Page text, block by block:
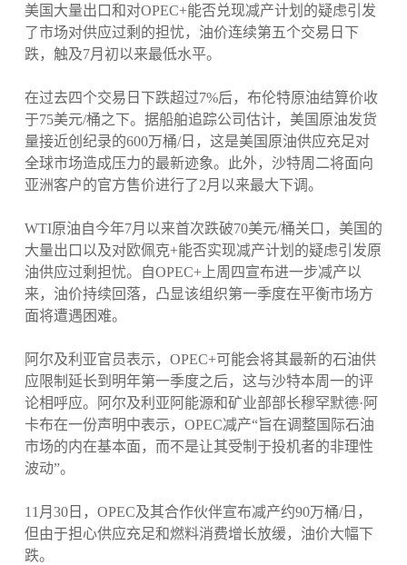
美国大量出口和对OPEC+能否兑现减产计划的疑虑引发
了市场对供应过剩的担忧，油价连续第五个交易日下
跌，触及7月初以来最低水平。
在过去四个交易日下跌超过7%后，布伦特原油结算价收
于75美元/桶之下。据船舶追踪公司估计，美国原油发货
量接近创纪录的600万桶/日，这是美国原油供应充足对
全球市场造成压力的最新迹象。此外，沙特周二将面向
亚洲客户的官方售价进行了2月以来最大下调。
WTI原油自今年7月以来首次跌破70美元/桶关口，美国的
大量出口以及对欧佩克+能否实现减产计划的疑虑引发原
油供应过剩担忧。自OPEC+上周四宣布进一步减产以
来，油价持续回落，凸显该组织第一季度在平衡市场方
面将遭遇困难。
阿尔及利亚官员表示，OPEC+可能会将其最新的石油供
应限制延长到明年第一季度之后，这与沙特本周一的评
论相呼应。阿尔及利亚阿能源和矿业部部长穆罕默德·阿
卡布在一份声明中表示，OPEC减产“旨在调整国际石油
市场的内在基本面，而不是让其受制于投机者的非理性
波动”。
11月30日，OPEC及其合作伙伴宣布减产约90万桶/日，
但由于担心供应充足和燃料消费增长放缓，油价大幅下
跌。